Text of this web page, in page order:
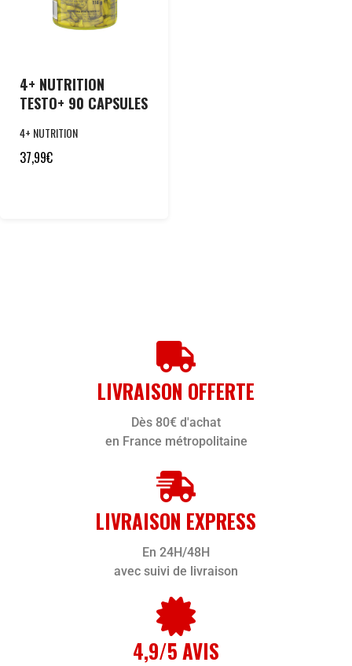
4+ NUTRITION
TESTO+ 90 CAPSULES
4+ NUTRITION
37,99€
LIVRAISON OFFERTE
Dès 80€ d'achat
en France métropolitaine
LIVRAISON EXPRESS
En 24H/48H
avec suivi de livraison
4,9/5 AVIS